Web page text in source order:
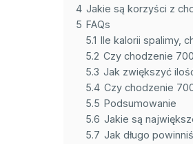
4 Jakie są korzyści z
5 FAQs
5.1 Ile kalorii spalimy,
5.2 Czy chodzenie
5.3 Jak zwiększyć
5.4 Czy chodzenie
5.5 Podsumowanie
5.6 Jakie są
5.7 Jak długo